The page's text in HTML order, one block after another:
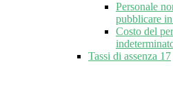
Personale
pubblicare
Costo del
Tassi di assenza 17